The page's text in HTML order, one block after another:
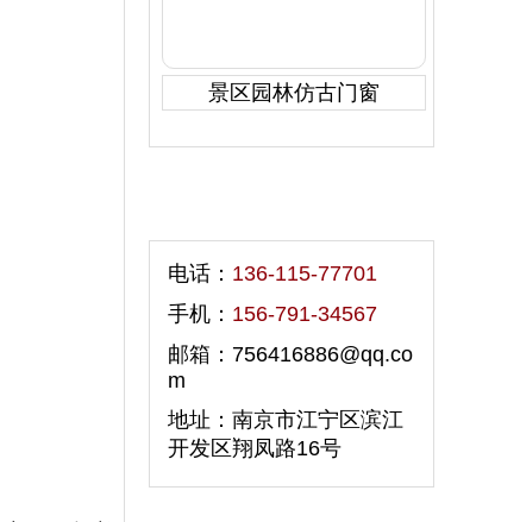
景区园林仿古门窗
电话： 136-115-77701
手机： 156-791-34567
邮箱：756416886@qq.co
m
地址：南京市江宁区滨江
开发区翔凤路16号